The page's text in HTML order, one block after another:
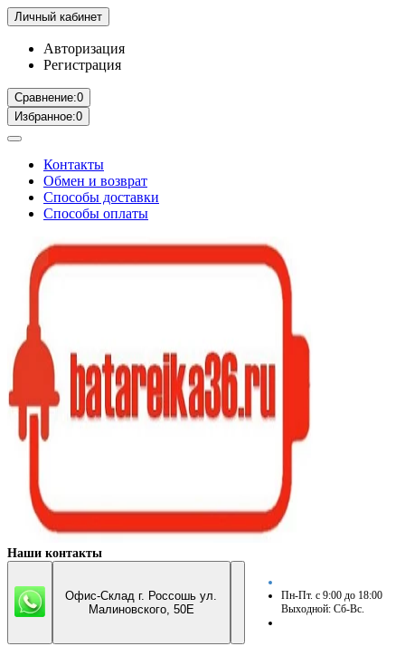
Личный кабинет
Авторизация
Регистрация
Сравнение:0
Избранное:0
Контакты
Обмен и возврат
Способы доставки
Способы оплаты
Наши контакты
Офис-Склад г. Россошь ул.
Малиновского, 50Е
Пн-Пт. с 9:00 до 18:00
Выходной: Сб-Вс.